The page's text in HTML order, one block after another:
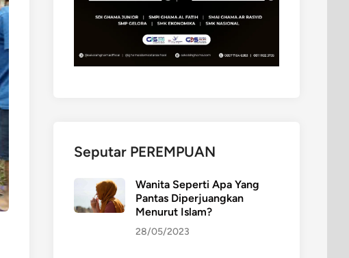
Seputar PEREMPUAN
Wanita Seperti Apa Yang
Pantas Diperjuangkan
Menurut Islam?
28/05/2023